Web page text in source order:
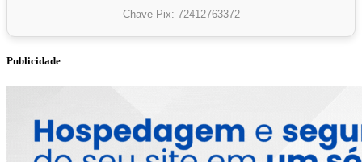
Chave Pix: 72412763372
Publicidade